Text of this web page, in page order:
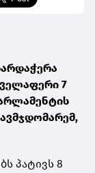
7
პატივს 8